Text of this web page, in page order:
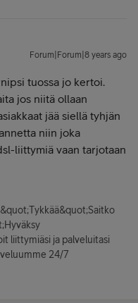
Forum|Forum|8 years ago
tuossa jo kertoi.
jos niitä ollaan
jää siellä tyhjän
niin joka
liittymiä vaan tarjotaan
liittymiäsi ja palveluitasi
24/7